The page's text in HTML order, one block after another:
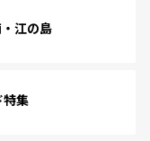
江の島
特集